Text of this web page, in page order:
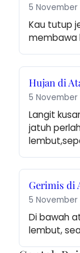
5 November
Kau tutup
membawa
Hujan di
5 November
Langit
jatuh
Gerimis di
5 November
Di bawah
lembut,